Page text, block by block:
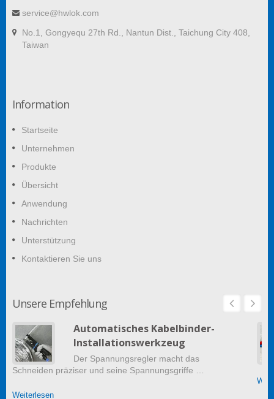
service@hwlok.com
No.1, Gongyequ 27th Rd., Nantun Dist., Taichung City 408,
Taiwan
Information
Startseite
Unternehmen
Produkte
Übersicht
Anwendung
Nachrichten
Unterstützung
Kontaktieren Sie uns
Unsere Empfehlung
Automatisches Kabelbinder-
Installationswerkzeug
Der Spannungsregler macht das
Schneiden präziser und seine Spannungsgriffe …
Weiterlesen